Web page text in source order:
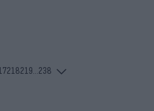
218219...238